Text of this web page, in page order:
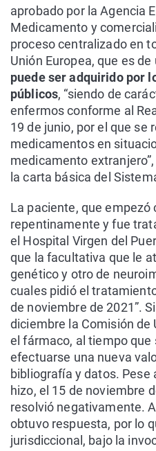
aprobado por la Agencia
Medicamento y
proceso centralizado en
Unión Europea, que es
puede ser adquirido por
públicos, “siendo de
enfermos conforme al
19 de junio, por el que se
medicamentos en
medicamento
la carta básica del
La paciente, que empezó
repentinamente y fue
el Hospital Virgen del
que la facultativa que le
genético y otro de
cuales pidió el
de noviembre de 2021”.
diciembre la Comisión de
el fármaco, al tiempo que
efectuarse una nueva
bibliografía y datos. Pese
hizo, el 15 de noviembre
resolvió negativamente.
obtuvo respuesta, por lo
jurisdiccional, bajo la